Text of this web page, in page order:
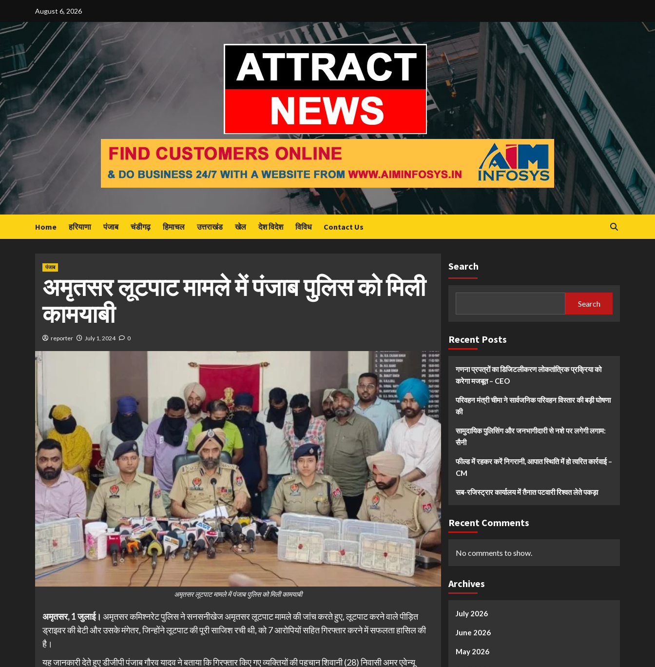
content
August 6, 2026
Home हरियाणा पंजाब चंडीगढ़ हिमाचल उत्तराखंड खेल देश विदेश विविध Contact Us
पंजाब
अमृतसर लूटपाट मामले में पंजाब पुलिस को मिली
कामयाबी
reporter July 1, 2024 0
अमृतसर लूटपाट मामले में पंजाब पुलिस को मिली कामयाबी
अमृतसर, 1 जुलाई। अमृतसर कमिश्नरेट पुलिस ने सनसनीखेज अमृतसर लूटपाट मामले की जांच करते हुए, लूटपाट करने वाले पीड़ित
ड्राइवर की बेटी और उसके मंगेतर, जिन्होंने लूटपाट की पूरी साजिश रची थी, को 7 आरोपियों सहित गिरफ्तार करने में सफलता हासिल की
है।
यह जानकारी देते हुए डीजीपी पंजाब गौरव यादव ने बताया कि गिरफ्तार किए गए व्यक्तियों की पहचान शिवानी (28) निवासी अमर एवेन्यू
Search
Search
Recent Posts
गणना प्रपत्रों का डिजिटलीकरण लोकतांत्रिक प्रक्रिया को
करेगा मजबूत – CEO
परिवहन मंत्री चीमा ने सार्वजनिक परिवहन विस्तार की बड़ी घोषणा
की
सामुदायिक पुलिसिंग और जनभागीदारी से नशे पर लगेगी लगाम:
सैनी
फील्ड में रहकर करें निगरानी, आपात स्थिति में हो त्वरित कार्रवाई –
CM
सब-रजिस्ट्रार कार्यालय में तैनात पटवारी रिश्वत लेते पकड़ा
Recent Comments
No comments to show.
Archives
July 2026
June 2026
May 2026